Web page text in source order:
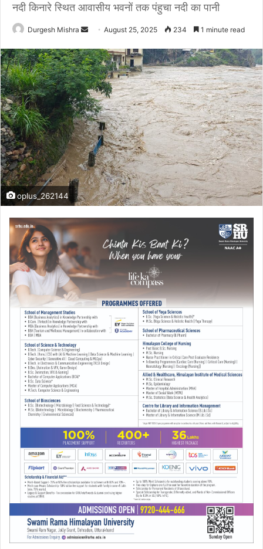
नदी किनारे स्थित आवासीय भवनों तक पंहुचा नदी का पानी
Durgesh Mishra
Send
email
August 25, 2025 234 1 minute read
oplus_262144